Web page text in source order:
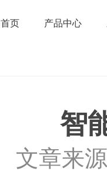
首页 产品中心
智
文章来